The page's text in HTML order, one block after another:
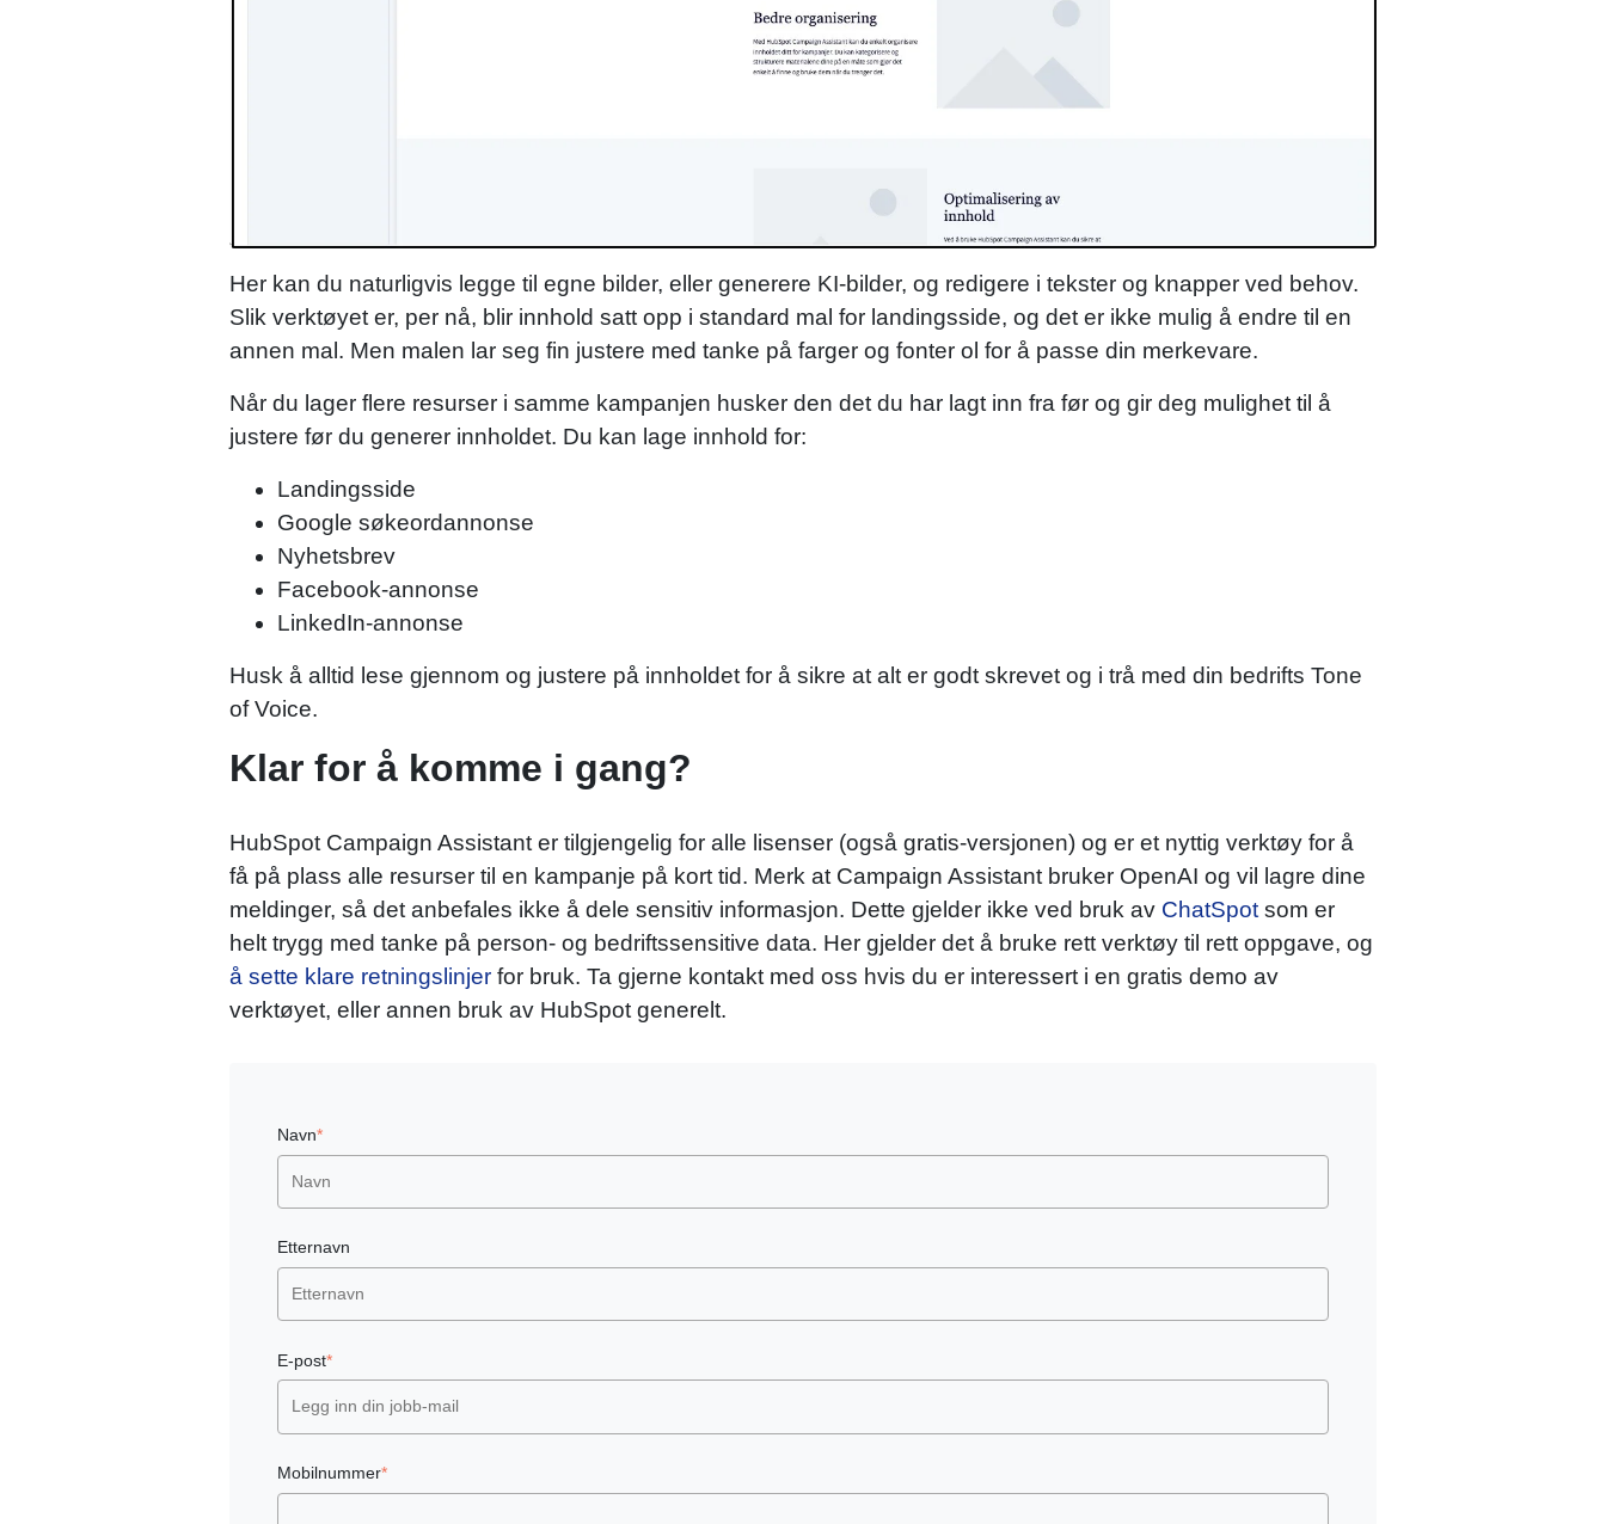
Her kan du naturligvis legge til egne bilder, eller generere KI-bilder, og redigere i tekster og knapper ved behov.
Slik verktøyet er, per nå, blir innhold satt opp i standard mal for landingsside, og det er ikke mulig å endre til en
annen mal. Men malen lar seg fin justere med tanke på farger og fonter ol for å passe din merkevare.
Når du lager flere resurser i samme kampanjen husker den det du har lagt inn fra før og gir deg mulighet til å
justere før du generer innholdet. Du kan lage innhold for:
Landingsside
Google søkeordannonse
Nyhetsbrev
Facebook-annonse
LinkedIn-annonse
Husk å alltid lese gjennom og justere på innholdet for å sikre at alt er godt skrevet og i trå med din bedrifts Tone
of Voice.
Klar for å komme i gang?
HubSpot Campaign Assistant er tilgjengelig for alle lisenser (også gratis-versjonen) og er et nyttig verktøy for å
få på plass alle resurser til en kampanje på kort tid. Merk at Campaign Assistant bruker OpenAI og vil lagre dine
meldinger, så det anbefales ikke å dele sensitiv informasjon. Dette gjelder ikke ved bruk av ChatSpot som er
helt trygg med tanke på person- og bedriftssensitive data. Her gjelder det å bruke rett verktøy til rett oppgave, og
å sette klare retningslinjer for bruk. Ta gjerne kontakt med oss hvis du er interessert i en gratis demo av
verktøyet, eller annen bruk av HubSpot generelt.
Navn*
Etternavn
E-post*
Mobilnummer*